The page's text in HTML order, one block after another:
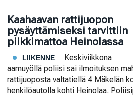
Kaahaavan rattijuopon
pysäyttämiseksi tarvittiin
piikkimattoa Heinolassa
LIIKENNE
Keskiviikkona
aamuyöllä poliisi sai ilmoituksen
rattijuoposta valtatiellä 4 Mäkelän
henkilöautolla kohti Heinolaa.